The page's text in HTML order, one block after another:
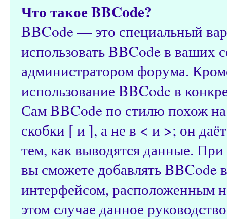
Что такое BBCode?
BBCode — это специальный
использовать BBCode в ваших
администратором форума.
использование BBCode в
Сам BBCode по стилю похож
скобки [ и ], а не в < и >; он
тем, как выводятся данные.
вы сможете добавлять BBCode
интерфейсом, расположенным
этом случае данное